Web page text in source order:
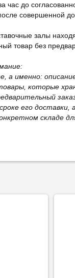
час до
совершенной
залы
товар без
а именно:
которые
его
складе